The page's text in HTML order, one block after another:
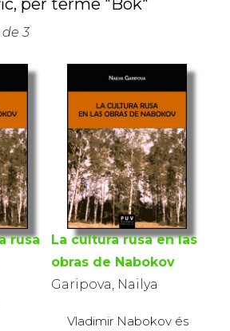
per terme "Bok"
3
rusa
La cultura rusa en las
obras de Nabokov
Garipova, Nailya
Vladimir Nabokov és